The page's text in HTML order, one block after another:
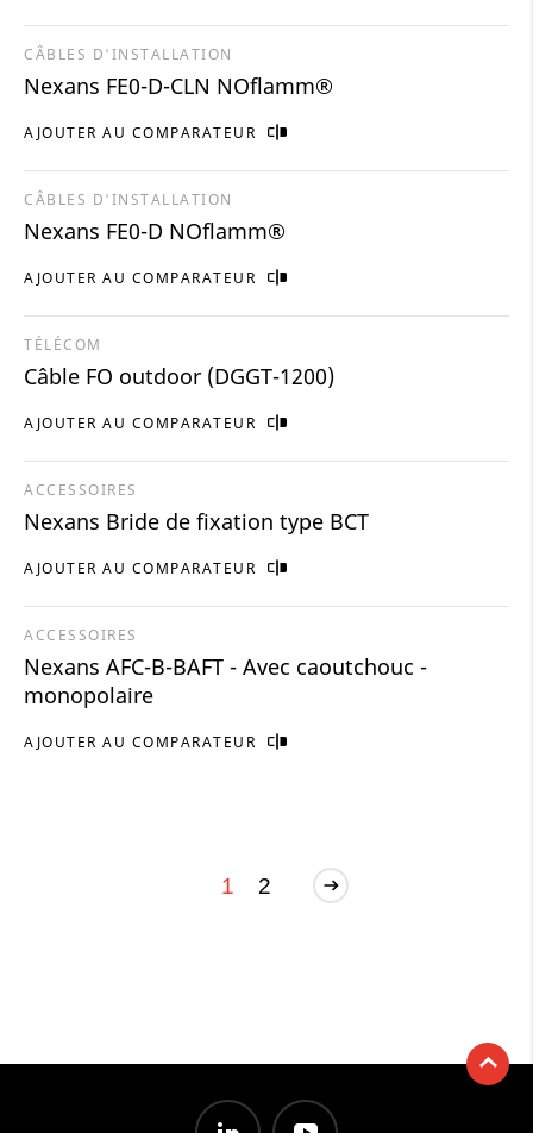
AJOUTER AU COMPARATEUR
CÂBLES D'INSTALLATION
Nexans FE0-D-CLN NOflamm®
AJOUTER AU COMPARATEUR
CÂBLES D'INSTALLATION
Nexans FE0-D NOflamm®
AJOUTER AU COMPARATEUR
TÉLÉCOM
Câble FO outdoor (DGGT-1200)
AJOUTER AU COMPARATEUR
ACCESSOIRES
Nexans Bride de fixation type BCT
AJOUTER AU COMPARATEUR
ACCESSOIRES
Nexans AFC-B-BAFT - Avec caoutchouc -
monopolaire
1 2